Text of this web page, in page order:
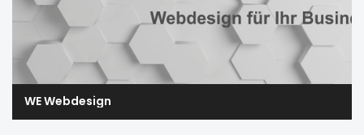
WE Webdesign